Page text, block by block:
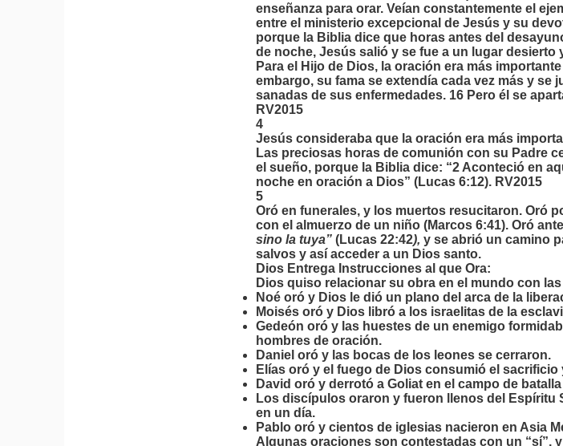
enseñanza para orar. Veían constantemente el
entre el ministerio excepcional de Jesús y su
porque la Biblia dice que horas antes del
de noche, Jesús salió y se fue a un lugar desierto
Para el Hijo de Dios, la oración era más
embargo, su fama se extendía cada vez más y
sanadas de sus enfermedades. 16 Pero él se
RV2015
4
Jesús consideraba que la oración era más
Las preciosas horas de comunión con su Padre
el sueño, porque la Biblia dice: “2 Aconteció en
noche en oración a Dios” (Lucas 6:12). RV2015
5
Oró en funerales, y los muertos resucitaron. Oró
con el almuerzo de un niño (Marcos 6:41). Oró
sino la tuya” (Lucas 22:42), y se abrió un camino
salvos y así acceder a un Dios santo.
Dios Entrega Instrucciones al que Ora:
Dios quiso relacionar su obra en el mundo con
Noé oró y Dios le dió un plano del arca de la
Moisés oró y Dios libró a los israelitas de la
Gedeón oró y las huestes de un enemigo
hombres de oración.
Daniel oró y las bocas de los leones se cerraron.
Elías oró y el fuego de Dios consumió el sacrificio
David oró y derrotó a Goliat en el campo de
Los discípulos oraron y fueron llenos del Espíritu
en un día.
Pablo oró y cientos de iglesias nacieron en Asia
Algunas oraciones son contestadas con un “sí”,